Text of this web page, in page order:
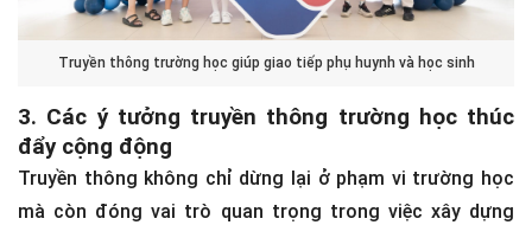
Truyền thông trường học giúp giao tiếp phụ huynh và học sinh
3. Các ý tưởng truyền thông trường học thúc
đẩy cộng động
Truyền thông không chỉ dừng lại ở phạm vi trường học
mà còn đóng vai trò quan trọng trong việc xây dựng